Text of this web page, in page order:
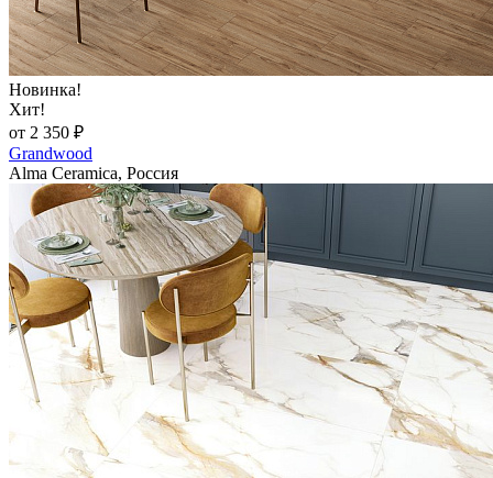
Новинка!
Хит!
от 2 350 ₽
Grandwood
Alma Ceramica, Россия